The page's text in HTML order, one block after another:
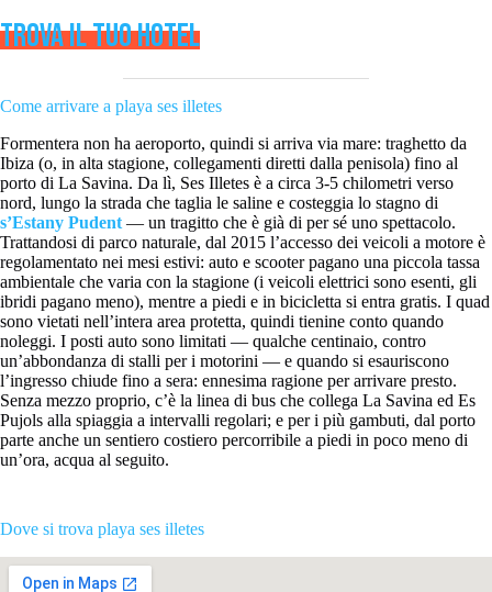
TROVA IL TUO HOTEL
Come arrivare a playa ses illetes
Formentera non ha aeroporto, quindi si arriva via mare: traghetto da
Ibiza (o, in alta stagione, collegamenti diretti dalla penisola) fino al
porto di La Savina. Da lì, Ses Illetes è a circa 3-5 chilometri verso
nord, lungo la strada che taglia le saline e costeggia lo stagno di
s’Estany Pudent — un tragitto che è già di per sé uno spettacolo.
Trattandosi di parco naturale, dal 2015 l’accesso dei veicoli a motore è
regolamentato nei mesi estivi: auto e scooter pagano una piccola tassa
ambientale che varia con la stagione (i veicoli elettrici sono esenti, gli
ibridi pagano meno), mentre a piedi e in bicicletta si entra gratis. I quad
sono vietati nell’intera area protetta, quindi tienine conto quando
noleggi. I posti auto sono limitati — qualche centinaio, contro
un’abbondanza di stalli per i motorini — e quando si esauriscono
l’ingresso chiude fino a sera: ennesima ragione per arrivare presto.
Senza mezzo proprio, c’è la linea di bus che collega La Savina ed Es
Pujols alla spiaggia a intervalli regolari; e per i più gambuti, dal porto
parte anche un sentiero costiero percorribile a piedi in poco meno di
un’ora, acqua al seguito.
Dove si trova playa ses illetes